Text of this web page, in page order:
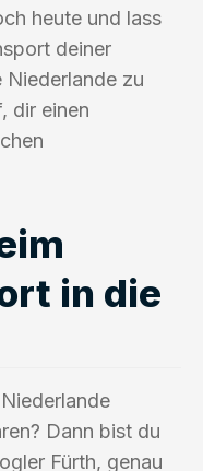
heute und lass
deiner
Niederlande zu
dir einen
in die
Dann bist du
Fürth, genau